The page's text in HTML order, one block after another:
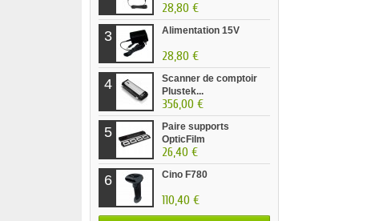
28,80 €
3 Alimentation 15V
28,80 €
4
Scanner de comptoir
Plustek...
356,00 €
5
Paire supports
OpticFilm
26,40 €
6 Cino F780
110,40 €